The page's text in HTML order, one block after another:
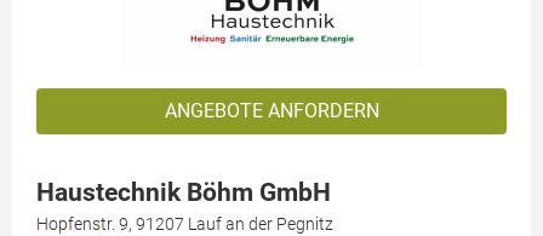
ANGEBOTE ANFORDERN
Haustechnik Böhm GmbH
Hopfenstr. 9, 91207 Lauf an der Pegnitz